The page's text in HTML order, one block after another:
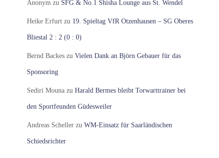
Anonym zu SFG & No.1 Shisha Lounge aus St. Wendel
Heike Erfurt zu 19. Spieltag VfR Otzenhausen – SG Oberes
Bliestal 2 : 2 (0 : 0)
Bernd Backes zu Vielen Dank an Björn Gebauer für das
Sponsoring
Sediri Mouna zu Harald Bermes bleibt Torwarttrainer bei
den Sportfeunden Güdesweiler
Andreas Scheller zu WM-Einsatz für Saarländischen
Schiedsrichter